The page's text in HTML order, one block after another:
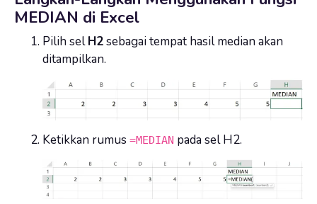
MEDIAN di Excel
Pilih selH2sebagai tempat hasil median akan
ditampilkan.
Ketikkan rumus =MEDIAN pada sel H2.